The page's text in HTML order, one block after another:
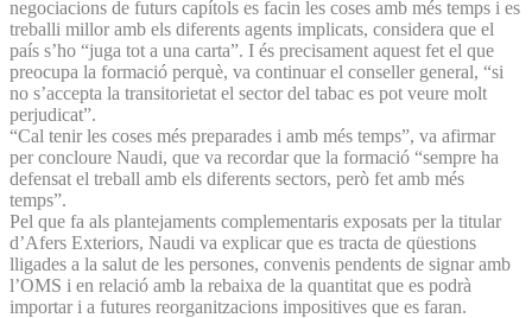
negociacions de futurs capítols es facin les coses amb més temps i es
treballi millor amb els diferents agents implicats, considera que el
país s’ho “juga tot a una carta”. I és precisament aquest fet el que
preocupa la formació perquè, va continuar el conseller general, “si
no s’accepta la transitorietat el sector del tabac es pot veure molt
perjudicat”.
“Cal tenir les coses més preparades i amb més temps”, va afirmar
per concloure Naudi, que va recordar que la formació “sempre ha
defensat el treball amb els diferents sectors, però fet amb més
temps”.
Pel que fa als plantejaments complementaris exposats per la titular
d’Afers Exteriors, Naudi va explicar que es tracta de qüestions
lligades a la salut de les persones, convenis pendents de signar amb
l’OMS i en relació amb la rebaixa de la quantitat que es podrà
importar i a futures reorganitzacions impositives que es faran.